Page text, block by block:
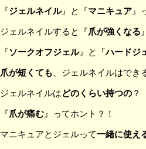
『ジェルネイル』と『マニキュア』
ジェルネイルすると『爪が強くなる
『ソークオフジェル』と『ハードジ
爪が短くても、ジェルネイルはでき
ジェルネイルはどのくらい持つの ？
『爪が痛む』ってホント？！
マニキュアとジェルって一緒に使え